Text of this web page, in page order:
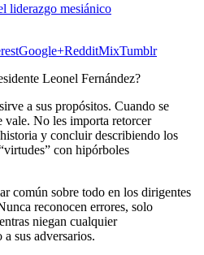
Google+RedditMixTumblr
Leonel Fernández?
a sus propósitos. Cuando se
vale. No les importa retorcer
y concluir describiendo los
con hipórboles
común sobre todo en los dirigentes
reconocen errores, solo
niegan cualquier
sus adversarios.